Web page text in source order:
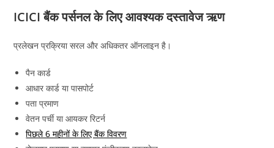
ICICI बैंक पर्सनल के लिए आवश्यक दस्तावेज ऋण
प्रलेखन प्रक्रिया सरल और अधिकतर ऑनलाइन है।
पैन कार्ड
आधार कार्ड या पासपोर्ट
पता प्रमाण
वेतन पर्ची या आयकर रिटर्न
पिछले 6 महीनों के लिए बैंक विवरण